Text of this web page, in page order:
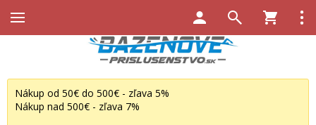
Nákup od 50€ do 500€ - zľava 5%
Nákup nad 500€ - zľava 7%